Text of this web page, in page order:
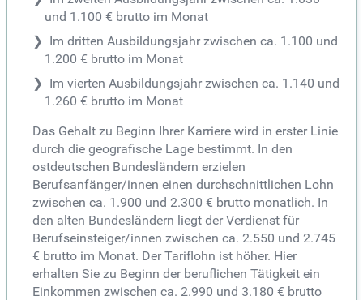
und 1.100 € brutto im Monat
Im dritten Ausbildungsjahr zwischen ca. 1.100 und
1.200 € brutto im Monat
Im vierten Ausbildungsjahr zwischen ca. 1.140 und
1.260 € brutto im Monat
Das Gehalt zu Beginn Ihrer Karriere wird in erster Linie
durch die geografische Lage bestimmt. In den
ostdeutschen Bundesländern erzielen
Berufsanfänger/innen einen durchschnittlichen Lohn
zwischen ca. 1.900 und 2.300 € brutto monatlich. In
den alten Bundesländern liegt der Verdienst für
Berufseinsteiger/innen zwischen ca. 2.550 und 2.745
€ brutto im Monat. Der Tariflohn ist höher. Hier
erhalten Sie zu Beginn der beruflichen Tätigkeit ein
Einkommen zwischen ca. 2.990 und 3.180 € brutto